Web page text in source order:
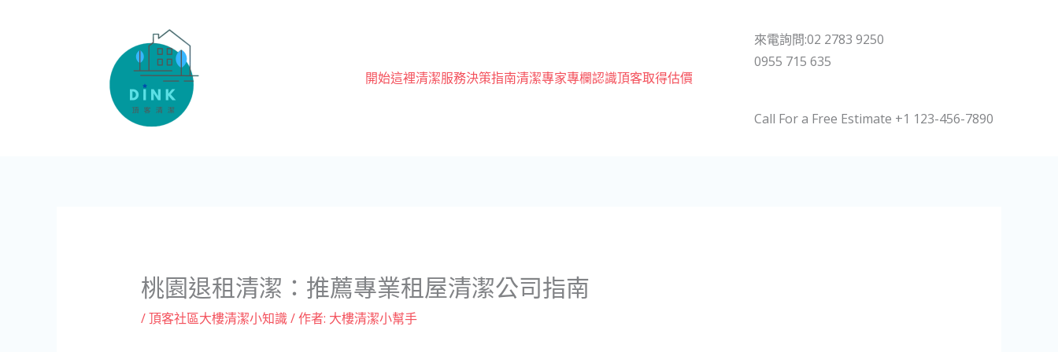
開始這裡清潔服務決策指南清潔專家專欄認識頂客取得估價
來電詢問:02 2783 9250
0955 715 635
Call For a Free Estimate +1 123-456-7890
桃園退租清潔：推薦專業租屋清潔公司指南
/頂客社區大樓清潔小知識/ 作者: 大樓清潔小幫手